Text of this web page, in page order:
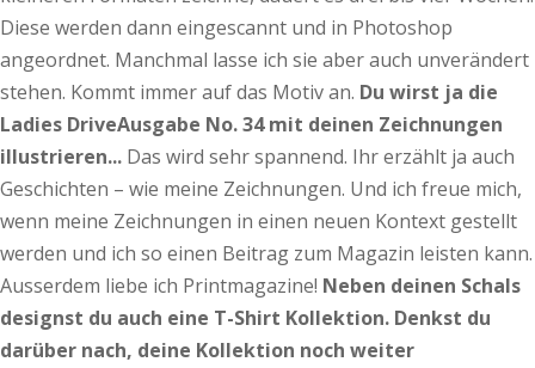
Diese werden dann eingescannt und in Photoshop
angeordnet. Manchmal lasse ich sie aber auch unverändert
stehen. Kommt immer auf das Motiv an. Du wirst ja die
Ladies Drive­Ausgabe No. 34 mit deinen Zeichnungen
illustrieren... Das wird sehr spannend. Ihr erzählt ja auch
Geschichten – wie meine Zeichnungen. Und ich freue mich,
wenn meine Zeichnungen in einen neuen Kontext gestellt
werden und ich so einen Beitrag zum Magazin leisten kann.
Ausserdem liebe ich Printmagazine! Neben deinen Schals
designst du auch eine T­-Shirt ­Kollek­tion. Denkst du
darüber nach, deine Kollektion noch weiter